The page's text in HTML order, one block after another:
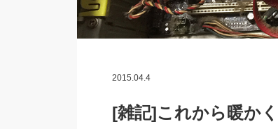
2015.04.4
[雑記]これから暖か